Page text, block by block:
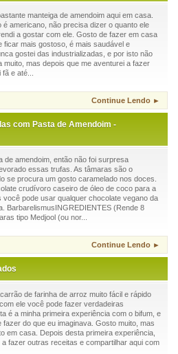
manteiga de amendoim aqui em casa.
é americano, não precisa dizer o quanto ele
a gostar com ele. Gosto de fazer em casa
ficar mais gostoso, é mais saudável e
gostei das industrializadas, e por isto não
muito, mas depois que me aventurei a fazer
e até...
Continue Lendo ►
com Pasta de Amendoim -
de amendoim, então não foi surpresa
essas trufas. As tâmaras são o
se procura um gosto caramelado nos doces.
crudívoro caseiro de óleo de coco para a
você pode usar qualquer chocolate vegano da
BarbarelismusINGREDIENTES (Rende 8
tipo Medjool (ou nor...
Continue Lendo ►
de farinha de arroz muito fácil e rápido
ele você pode fazer verdadeiras
é a minha primeira experiência com o bifum, e
fazer do que eu imaginava. Gosto muito, mas
em casa. Depois desta primeira experiência,
a fazer outras receitas e compartilhar aqui com